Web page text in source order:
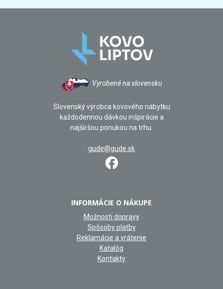
Vyrobené na slovensku
Slovenský výrobca kovového nábytku
každodennou dávkou inšpirácie a
najširšou ponukou na trhu.
gude@gude.sk
INFORMÁCIE O NÁKUPE
Možnosti dopravy
Spôsoby platby
Reklamácie a vrátenie
Katalóg
Kontakty